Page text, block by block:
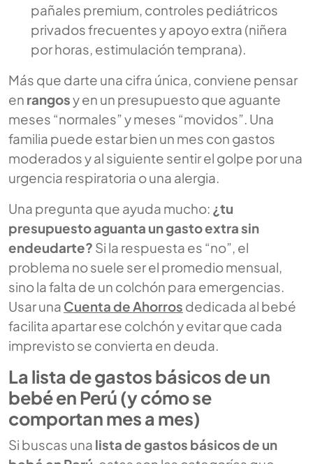
pañales premium, controles pediátricos
privados frecuentes y apoyo extra (niñera
por horas, estimulación temprana).
Más que darte una cifra única, conviene pensar
en rangosy en un presupuesto que aguante
meses “normales” y meses “movidos”. Una
familia puede estar bien un mes con gastos
moderados y al siguiente sentir el golpe por una
urgencia respiratoria o una alergia.
Una pregunta que ayuda mucho: ¿tu
presupuesto aguanta un gasto extra sin
endeudarte? Si la respuesta es “no”, el
problema no suele ser el promedio mensual,
sino la falta de un colchón para emergencias.
Usar una Cuenta de Ahorros dedicada al bebé
facilita apartar ese colchón y evitar que cada
imprevisto se convierta en deuda.
La lista de gastos básicos de un
bebé en Perú (y cómo se
comportan mes a mes)
Si buscas una lista de gastos básicos de un